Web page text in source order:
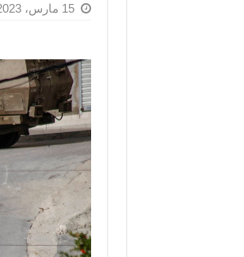
15 مارس، 2023